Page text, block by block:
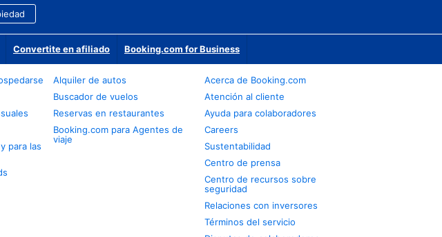
Convertite en afiliado Booking.com for Business
para las
Alquiler de autos
Buscador de vuelos
Reservas en restaurantes
Booking.com para Agentes de
viaje
Acerca de Booking.com
Atención al cliente
Ayuda para colaboradores
Careers
Sustentabilidad
Centro de prensa
Centro de recursos sobre
seguridad
Relaciones con inversores
Términos del servicio